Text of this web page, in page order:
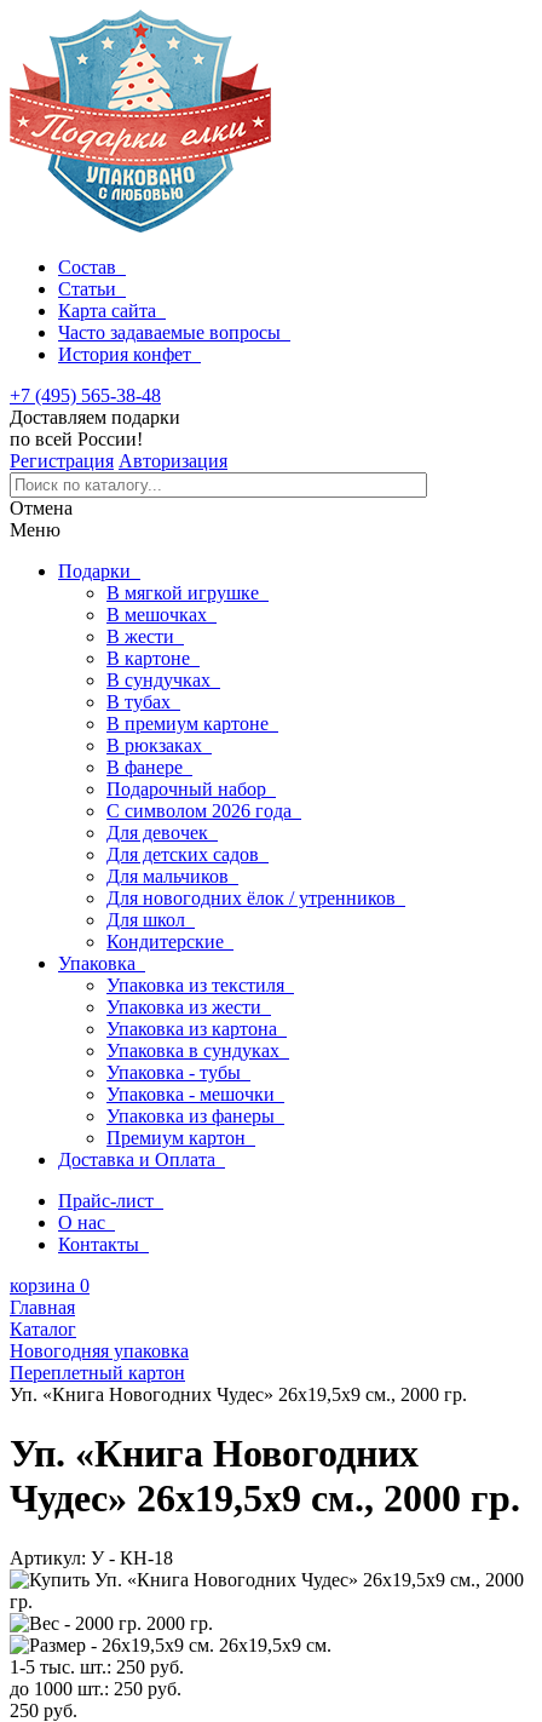
Состав
Статьи
Карта сайта
Часто задаваемые вопросы
История конфет
+7 (495) 565-38-48
Доставляем подарки
по всей России!
Регистрация Авторизация
Отмена
Меню
Подарки
В мягкой игрушке
В мешочках
В жести
В картоне
В сундучках
В тубах
В премиум картоне
В рюкзаках
В фанере
Подарочный набор
С символом 2026 года
Для девочек
Для детских садов
Для мальчиков
Для новогодних ёлок / утренников
Для школ
Кондитерские
Упаковка
Упаковка из текстиля
Упаковка из жести
Упаковка из картона
Упаковка в сундуках
Упаковка - тубы
Упаковка - мешочки
Упаковка из фанеры
Премиум картон
Доставка и Оплата
Прайс-лист
О нас
Контакты
корзина 0
Главная
Каталог
Новогодняя упаковка
Переплетный картон
Уп. «Книга Новогодних Чудес» 26х19,5х9 см., 2000 гр.
Уп. «Книга Новогодних
Чудес» 26х19,5х9 см., 2000 гр.
Артикул: У - КН-18
2000 гр.
26х19,5х9 см.
1-5 тыс. шт.: 250 руб.
до 1000 шт.: 250 руб.
250 руб.